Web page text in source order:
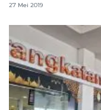
27 Mei 2019